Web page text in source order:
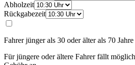
Abholzeit
Rückgabezeit
Fahrer jünger als 30 oder älter als 70 Jahre
Für jüngere oder ältere Fahrer fällt